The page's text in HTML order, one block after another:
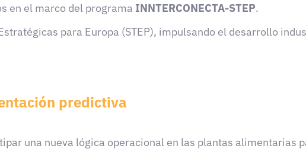
en el marco del programa INNTERCONECTA-STEP.
para Europa (STEP), impulsando el desarrollo
predictiva
una nueva lógica operacional en las plantas alimentarias